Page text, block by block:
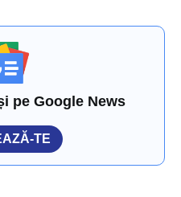
pe Google News
TE